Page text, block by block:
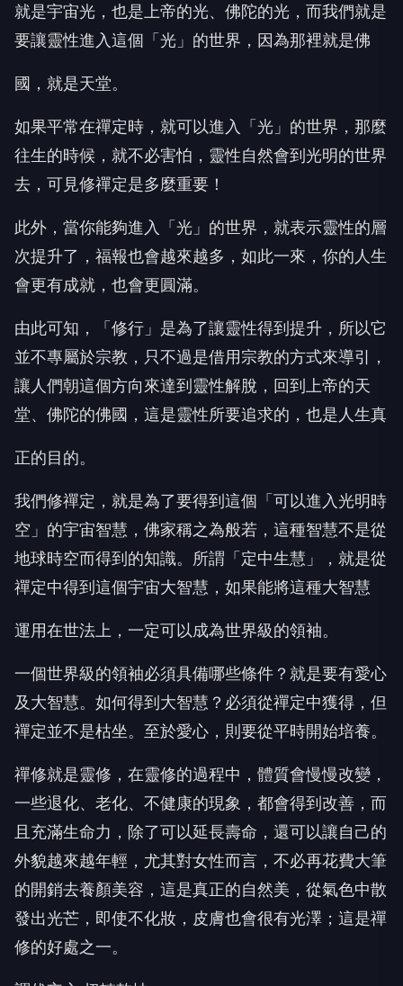
就是宇宙光，也是上帝的光、佛陀的光，而我們就是
要讓靈性進入這個「光」的世界，因為那裡就是佛
國，就是天堂。
如果平常在禪定時，就可以進入「光」的世界，那麼
往生的時候，就不必害怕，靈性自然會到光明的世界
去，可見修禪定是多麼重要！
此外，當你能夠進入「光」的世界，就表示靈性的層
次提升了，福報也會越來越多，如此一來，你的人生
會更有成就，也會更圓滿。
由此可知，「修行」是為了讓靈性得到提升，所以它
並不專屬於宗教，只不過是借用宗教的方式來導引，
讓人們朝這個方向來達到靈性解脫，回到上帝的天
堂、佛陀的佛國，這是靈性所要追求的，也是人生真
正的目的。
我們修禪定，就是為了要得到這個「可以進入光明時
空」的宇宙智慧，佛家稱之為般若，這種智慧不是從
地球時空而得到的知識。所謂「定中生慧」，就是從
禪定中得到這個宇宙大智慧，如果能將這種大智慧
運用在世法上，一定可以成為世界級的領袖。
一個世界級的領袖必須具備哪些條件？就是要有愛心
及大智慧。如何得到大智慧？必須從禪定中獲得，但
禪定並不是枯坐。至於愛心，則要從平時開始培養。
禪修就是靈修，在靈修的過程中，體質會慢慢改變，
一些退化、老化、不健康的現象，都會得到改善，而
且充滿生命力，除了可以延長壽命，還可以讓自己的
外貌越來越年輕，尤其對女性而言，不必再花費大筆
的開銷去養顏美容，這是真正的自然美，從氣色中散
發出光芒，即使不化妝，皮膚也會很有光澤；這是禪
修的好處之一。